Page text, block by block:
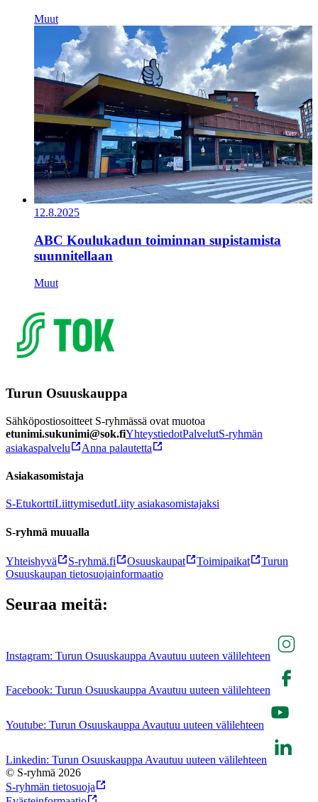
Muut
12.8.2025
ABC Koulukadun toiminnan supistamista
suunnitellaan
Muut
Turun Osuuskauppa
Sähköpostiosoitteet S-ryhmässä ovat muotoa
etunimi.sukunimi@sok.fiYhteystiedotPalvelutS-ryhmän
asiakaspalvelu
Anna palautetta
Asiakasomistaja
S-EtukorttiLiittymisedutLiity asiakasomistajaksi
S-ryhmä muualla
Yhteishyvä S-ryhmä.fi Osuuskaupat Toimipaikat
Turun
Osuuskaupan tietosuojainformaatio
Seuraa meitä:
Instagram: Turun Osuuskauppa Avautuu uuteen välilehteen
Facebook: Turun Osuuskauppa Avautuu uuteen välilehteen
Youtube: Turun Osuuskauppa Avautuu uuteen välilehteen
Linkedin: Turun Osuuskauppa Avautuu uuteen välilehteen
© S-ryhmä 2026
S-ryhmän tietosuoja